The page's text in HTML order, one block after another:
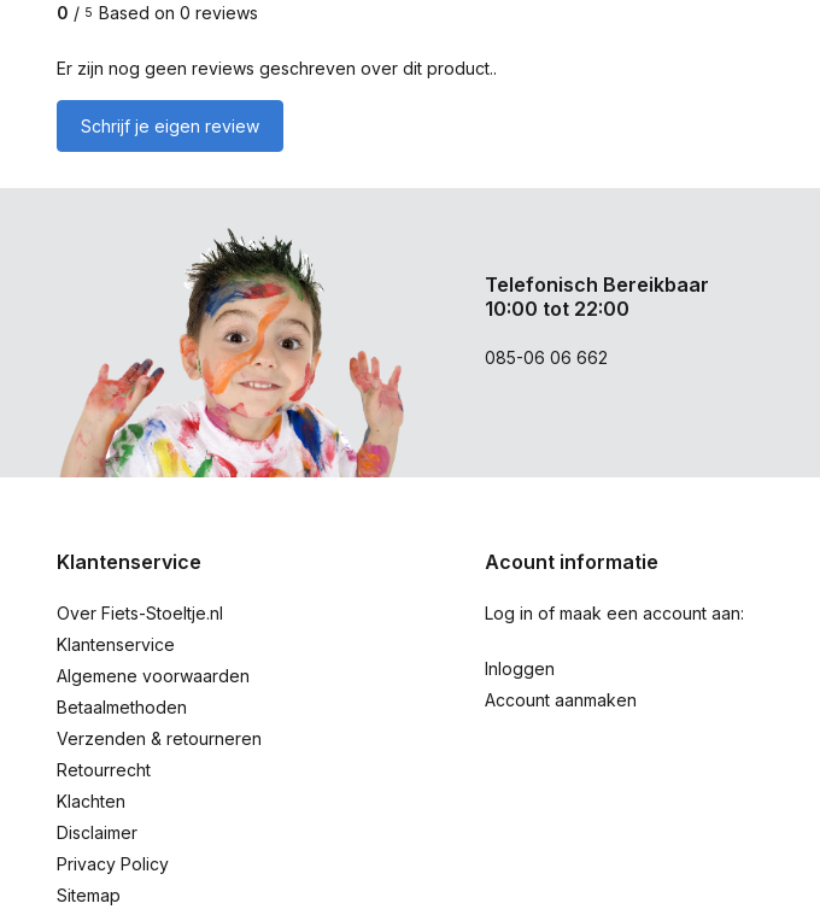
0 / 5 Based on 0 reviews
Er zijn nog geen reviews geschreven over dit product..
Schrijf je eigen review
Telefonisch Bereikbaar
10:00 tot 22:00
085-06 06 662
Klantenservice
Over Fiets-Stoeltje.nl
Klantenservice
Algemene voorwaarden
Betaalmethoden
Verzenden & retourneren
Retourrecht
Klachten
Disclaimer
Privacy Policy
Sitemap
Acount informatie
Log in of maak een account aan:
Inloggen
Account aanmaken